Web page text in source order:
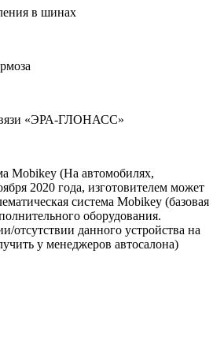
в шинах
«ЭРА-ГЛОНАСС»
Mobikey (На автомобилях,
2020 года, изготовителем может
система Mobikey (базовая
оборудования.
данного устройства на
у менеджеров автосалона)